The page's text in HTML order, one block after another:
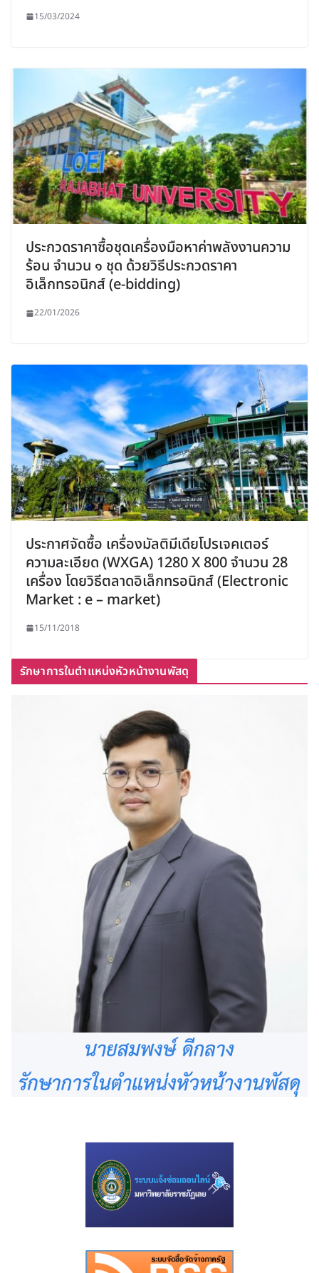
15/03/2024
ประกวดราคาซื้อชุดเครื่องมือหาค่าพลังงานความ
ร้อน จำนวน ๑ ชุด ด้วยวิธีประกวดราคา
อิเล็กทรอนิกส์ (e-bidding)
22/01/2026
ประกาศจัดซื้อ เครื่องมัลติมีเดียโปรเจคเตอร์
ความละเอียด (WXGA) 1280 X 800 จำนวน 28
เครื่อง โดยวิธีตลาดอิเล็กทรอนิกส์ (Electronic
Market : e – market)
15/11/2018
รักษาการในตำแหน่งหัวหน้างานพัสดุ